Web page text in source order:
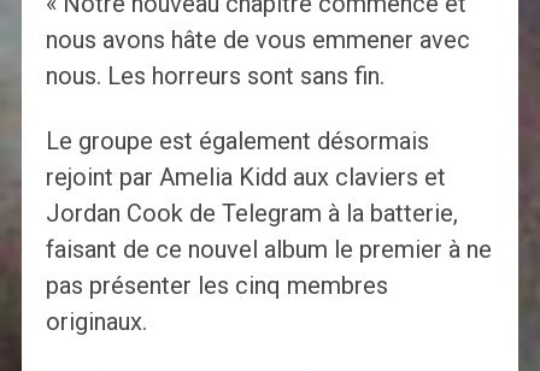
nous avons hâte de vous emmener avec
nous. Les horreurs sont sans fin.
Le groupe est également désormais
rejoint par Amelia Kidd aux claviers et
Jordan Cook de Telegram à la batterie,
faisant de ce nouvel album le premier à ne
pas présenter les cinq membres
originaux.